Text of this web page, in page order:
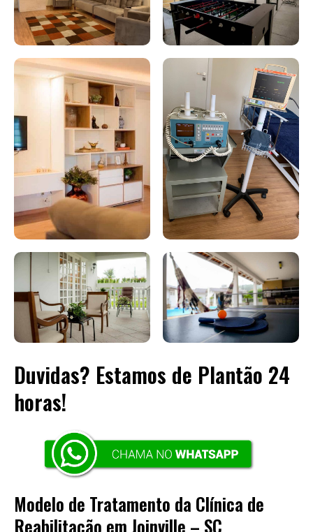
Duvidas? Estamos de Plantão 24
horas!
Modelo de Tratamento da Clínica de
Reabilitação em Joinville – SC